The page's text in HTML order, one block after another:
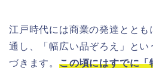
江戸時代には商業の発達とと
通し、「幅広い品ぞろえ」とい
づきます。 この頃にはすでに